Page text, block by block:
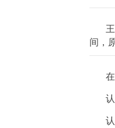
间，